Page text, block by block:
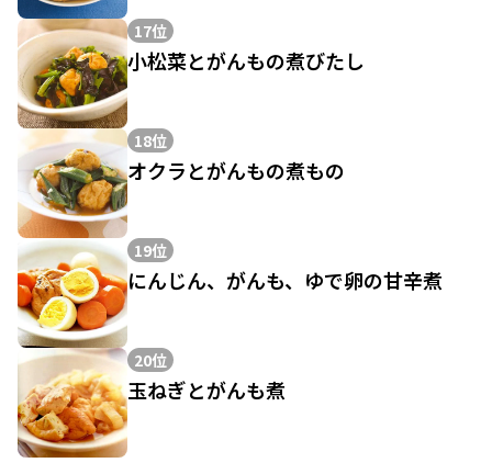
17位
小松菜とがんもの煮びたし
18位
オクラとがんもの煮もの
19位
にんじん、がんも、ゆで卵の甘辛煮
20位
玉ねぎとがんも煮